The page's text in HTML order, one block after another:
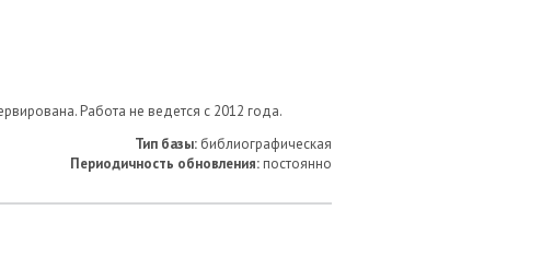
Работа не ведется с 2012 года.
Тип базы: библиографическая
Периодичность обновления: постоянно